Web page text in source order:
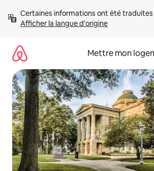
directement
Afficher la langue d'origine
Mettre mon